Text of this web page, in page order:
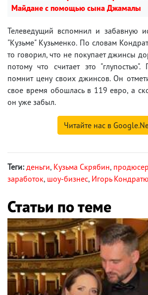
Майдане с помощью сына Джамалы
Телеведущий вспомнил и забавную
"Кузьме" Кузьменко. По словам
то говорил, что не покупает джинсы
потому что считает это
помнит цену своих джинсов. Он
свое время обошлась в 119 евро, а
он уже забыл.
Читайте нас в
Теги: деньги, Кузьма Скрябин, продюсер
заработок, шоу-бизнес, Игорь
Статьи по теме